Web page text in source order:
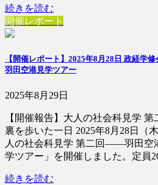
続きを読む
開催レポート
【開催レポート】2025年8月28日 政経学
羽田空港見学ツアー
2025年8月29日
【開催報告】大人の社会科見学
裏を歩いた一日 2025年8月28日（
人の社会科見学 第二回――羽田空
学ツアー」を開催しました。定員
続きを読む